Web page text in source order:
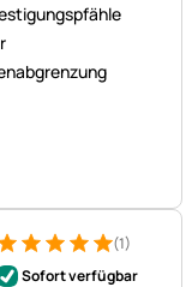
Bewertung: 5 von 5 (1
1 Bewertung
(1)
Sofort verfügbar